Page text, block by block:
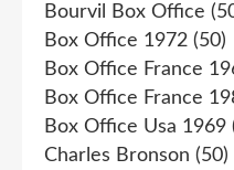
Bourvil Box Office
Box Office 1972 (50)
Box Office France
Box Office France
Box Office Usa 1969
Charles Bronson (50)